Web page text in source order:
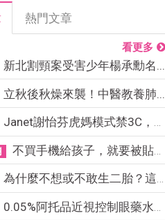
熱門文章
看更多
新北割頸案受害少年楊承勳名...
立秋後秋燥來襲！中醫教養肺...
Janet謝怡芬虎媽模式禁3C，看...
不買手機給孩子，就要被貼「...
為什麼不想或不敢生二胎？這8...
0.05%阿托品近視控制眼藥水納...